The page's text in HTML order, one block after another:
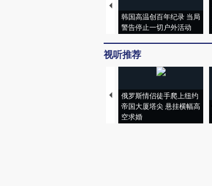
韩国高温创百年纪录 当局
警告停止一切户外活动
视听推荐
俄罗斯情侣徒手爬上纽约
帝国大厦塔尖 悬挂横幅高
空求婚